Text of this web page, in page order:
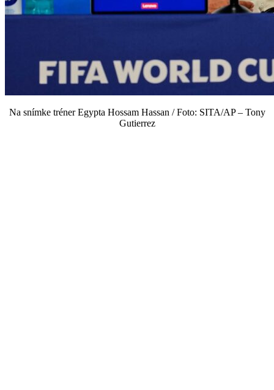
Na snímke tréner Egypta Hossam Hassan / Foto: SITA/AP – Tony
Gutierrez